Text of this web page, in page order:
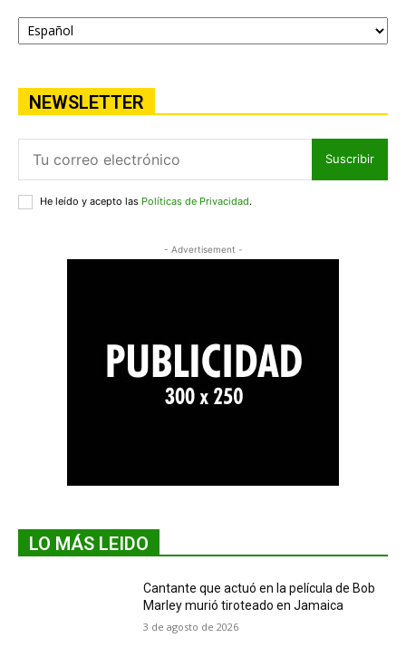
NEWSLETTER
Suscribir
He leído y acepto las Políticas de Privacidad.
- Advertisement -
LO MÁS LEIDO
Cantante que actuó en la película de Bob
Marley murió tiroteado en Jamaica
3 de agosto de 2026